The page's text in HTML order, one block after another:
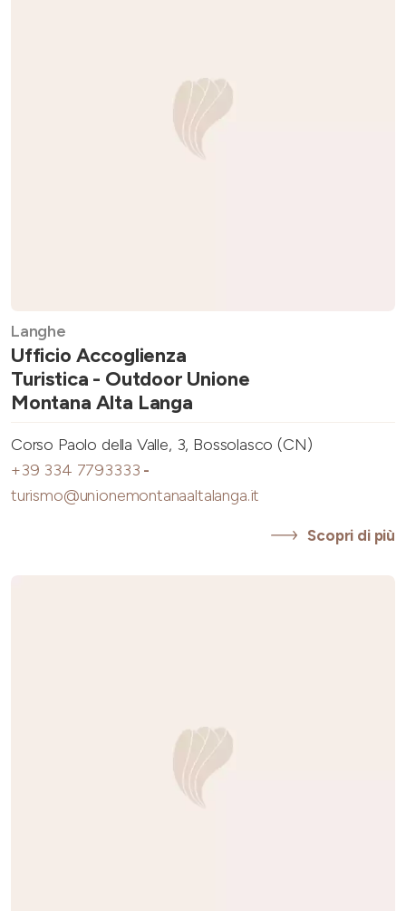
Langhe
Ufficio Accoglienza
Turistica - Outdoor Unione
Montana Alta Langa
Corso Paolo della Valle, 3, Bossolasco (CN)
+39 334 7793333 -
turismo@unionemontanaaltalanga.it
Scopri di più